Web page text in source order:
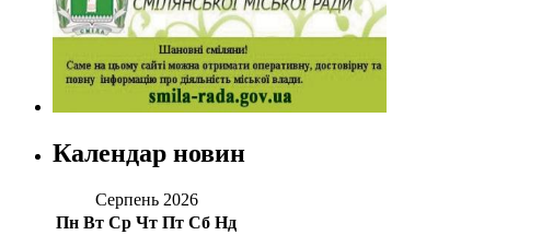
Календар новин
Серпень 2026
Пн Вт Ср Чт Пт Сб Нд